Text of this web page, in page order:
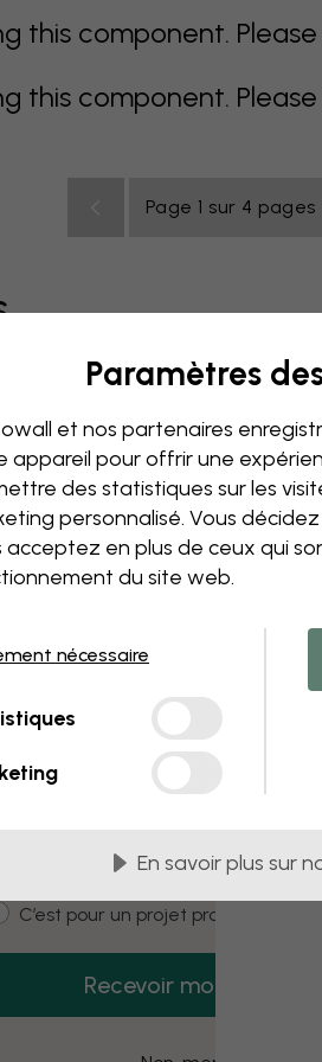
this component.
this component.
Page 1 sur 4 pages
orange rose mauve
bébé Bureau Chambre ado
this component.
3 échantillons offerts
Recevez 3 échantillons gratuits
aujourd’hui.
type
C’est pour un projet pro
Recevoir mon code
Paramètres
et nos partenaires
appareil pour offrir une
des statistiques sur les
personnalisé. Vous
acceptez en plus de ceux qui
du site web.
nécessaire
En savoir plus sur